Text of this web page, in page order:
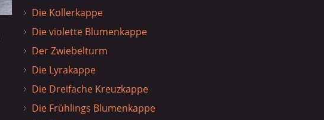
Die Kollerkappe
Die violette Blumenkappe
Der Zwiebelturm
Die Lyrakappe
Die Dreifache Kreuzkappe
Die Frühlings Blumenkappe